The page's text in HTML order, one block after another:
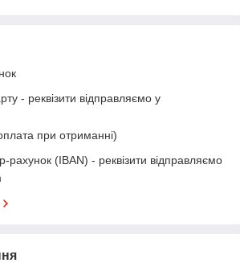
- реквізити відправляємо у
при отриманні)
(IBAN) - реквізити відправляємо